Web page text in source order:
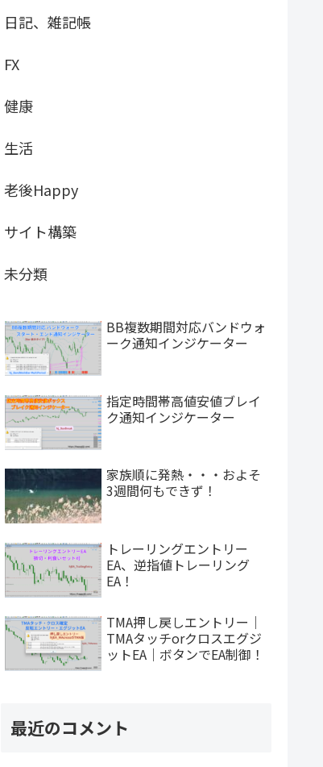
日記、雑記帳
FX
健康
生活
老後Happy
サイト構築
未分類
BB複数期間対応バンドウォ
ーク通知インジケーター
指定時間帯高値安値ブレイ
ク通知インジケーター
家族順に発熱・・・およそ
3週間何もできず！
トレーリングエントリー
EA、逆指値トレーリング
EA！
TMA押し戻しエントリー｜
TMAタッチorクロスエグジ
ットEA｜ボタンでEA制御！
最近のコメント